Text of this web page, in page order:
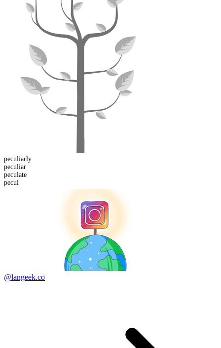
peculiarly
peculiar
peculate
pecul
@langeek.co